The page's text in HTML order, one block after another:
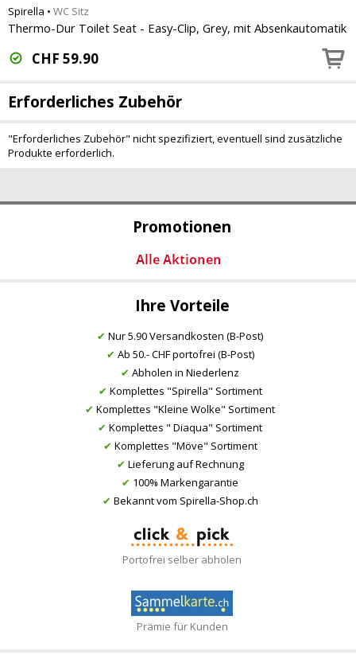
Promotionen
Ihre Vorteile
✔ Nur 5.90 Versandkosten (B-Post)
✔ Ab 50.- CHF portofrei (B-Post)
✔ Abholen in Niederlenz
✔ Komplettes "Spirella" Sortiment
✔ Komplettes "Kleine Wolke" Sortiment
✔ Komplettes " Diaqua" Sortiment
✔ Komplettes "Möve" Sortiment
✔ Lieferung auf Rechnung
✔ 100% Markengarantie
✔ Bekannt vom Spirella-Shop.ch
Portofrei selber abholen
Prämie für Kunden
Spirella • WC Sitz
Thermo-Dur Toilet Seat - Easy-Clip, Grey, mit Absenkautomatik
CHF 59.90
Erforderliches Zubehör
"Erforderliches Zubehör" nicht spezifiziert, eventuell sind zusätzliche
Produkte erforderlich.